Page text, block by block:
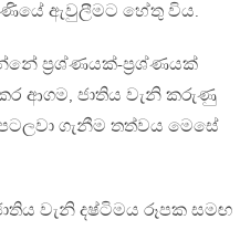
ඇවුලීමට හේතු විය.
ප්‍රශ්ණයක්-ප්‍රශ්ණයක්
ආගම, ජාතිය වැනි කරුණු
ගැනීම තත්වය මෙසේ
වැනි දෂ්ටිමය රූපක සමඟ